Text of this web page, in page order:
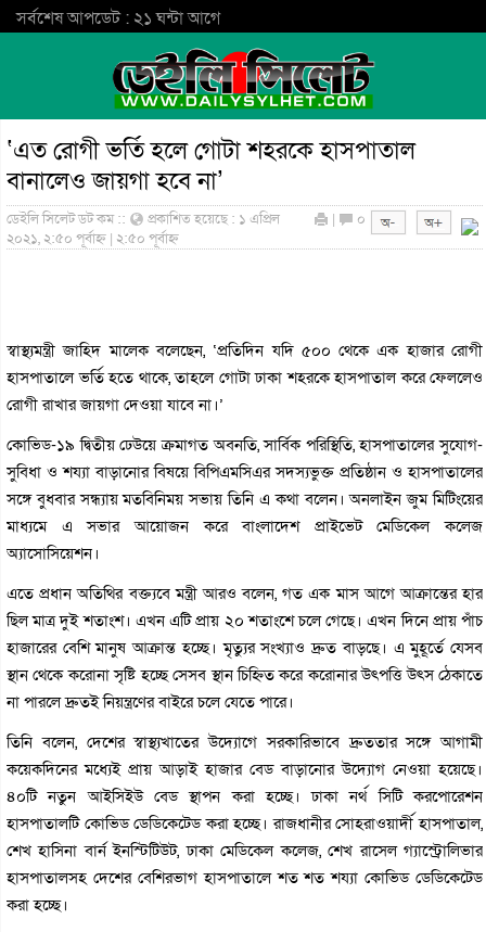
সর্বশেষ আপডেট : ২১ ঘন্টা আগে
‘এত রোগী ভর্তি হলে গোটা শহরকে হাসপাতাল
বানালেও জায়গা হবে না’
ডেইলি সিলেট ডট কম ::
প্রকাশিত হয়েছে : ১ এপ্রিল
২০২১, ২:৫০ পূর্বাহ্ন | ২:৫০ পূর্বাহ্ন
| ০
স্বাস্থ্যমন্ত্রী জাহিদ মালেক বলেছেন, ‘প্রতিদিন যদি ৫০০ থেকে এক হাজার রোগী
হাসপাতালে ভর্তি হতে থাকে, তাহলে গোটা ঢাকা শহরকে হাসপাতাল করে ফেললেও
রোগী রাখার জায়গা দেওয়া যাবে না।’
কোভিড-১৯ দ্বিতীয় ঢেউয়ে ক্রমাগত অবনতি, সার্বিক পরিস্থিতি, হাসপাতালের সুযোগ-
সুবিধা ও শয্যা বাড়ানোর বিষয়ে বিপিএমসিএর সদস্যভুক্ত প্রতিষ্ঠান ও হাসপাতালের
সঙ্গে বুধবার সন্ধ্যায় মতবিনিময় সভায় তিনি এ কথা বলেন। অনলাইন জুম মিটিংয়ের
মাধ্যমে এ সভার আয়োজন করে বাংলাদেশ প্রাইভেট মেডিকেল কলেজ
অ্যাসোসিয়েশন।
এতে প্রধান অতিথির বক্ত্যবে মন্ত্রী আরও বলেন, গত এক মাস আগে আক্রান্তের হার
ছিল মাত্র দুই শতাংশ। এখন এটি প্রায় ২০ শতাংশে চলে গেছে। এখন দিনে প্রায় পাঁচ
হাজারের বেশি মানুষ আক্রান্ত হচ্ছে। মৃত্যুর সংখ্যাও দ্রুত বাড়ছে। এ মুহূর্তে যেসব
স্থান থেকে করোনা সৃষ্টি হচ্ছে সেসব স্থান চিহ্নিত করে করোনার উৎপত্তি উৎস ঠেকাতে
না পারলে দ্রুতই নিয়ন্ত্রণের বাইরে চলে যেতে পারে।
তিনি বলেন, দেশের স্বাস্থ্যখাতের উদ্যোগে সরকারিভাবে দ্রুততার সঙ্গে আগামী
কয়েকদিনের মধ্যেই প্রায় আড়াই হাজার বেড বাড়ানোর উদ্যোগ নেওয়া হয়েছে।
৪০টি নতুন আইসিইউ বেড স্থাপন করা হচ্ছে। ঢাকা নর্থ সিটি করপোরেশন
হাসপাতালটি কোভিড ডেডিকেটেড করা হচ্ছে। রাজধানীর সোহরাওয়ার্দী হাসপাতাল,
শেখ হাসিনা বার্ন ইনস্টিটিউট, ঢাকা মেডিকেল কলেজ, শেখ রাসেল গ্যাস্ট্রোলিভার
হাসপাতালসহ দেশের বেশিরভাগ হাসপাতালে শত শত শয্যা কোভিড ডেডিকেটেড
করা হচ্ছে।